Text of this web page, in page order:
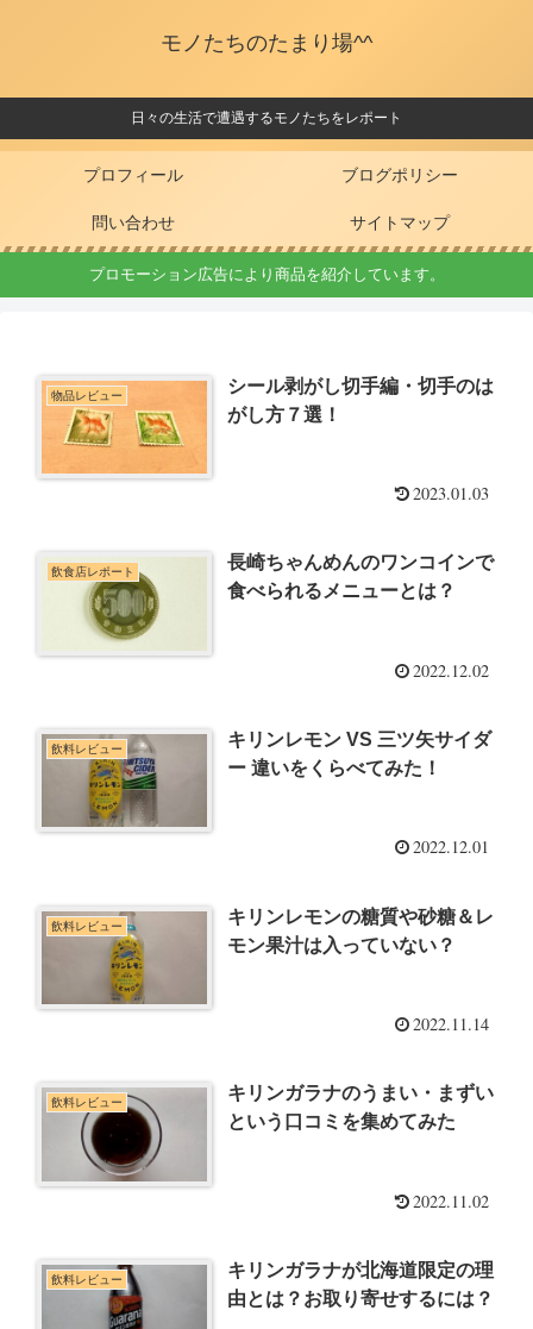
モノたちのたまり場^^
日々の生活で遭遇するモノたちをレポート
プロフィール ブログポリシー
問い合わせ サイトマップ
プロモーション広告により商品を紹介しています。
物品レビュー
シール剥がし切手編・切手のは
がし方７選！
2023.01.03
飲食店レポート
長崎ちゃんめんのワンコインで
食べられるメニューとは？
2022.12.02
飲料レビュー
キリンレモン VS 三ツ矢サイダ
ー 違いをくらべてみた！
2022.12.01
飲料レビュー
キリンレモンの糖質や砂糖＆レ
モン果汁は入っていない？
2022.11.14
飲料レビュー
キリンガラナのうまい・まずい
という口コミを集めてみた
2022.11.02
飲料レビュー
キリンガラナが北海道限定の理
由とは？お取り寄せするには？